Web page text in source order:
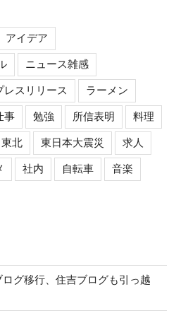
アイデア
ニュース雑感
レスリリース ラーメン
事 勉強 所信表明 料理
東北 東日本大震災 求人
社内 自転車 音楽
グ移行、住吉ブログも引っ越